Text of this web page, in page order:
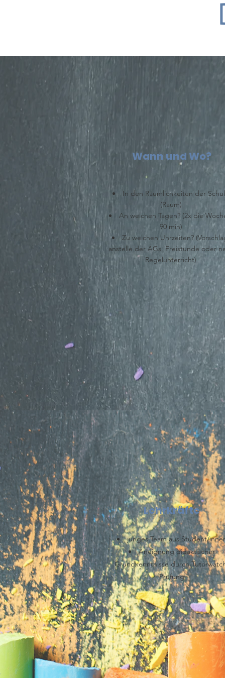
Wann und Wo?
In den Räumlichkeiten der
(Raum)
An welchen Tagen? (2x die
90 min)
Zu welchen Uhrzeiten?
anstelle der AGs, Freistunde oder
Regelunterricht)
Lehrkräfte
junges Team aus Student/
Aneignung didaktischer
Grundkenntnisse durch
Prüfung